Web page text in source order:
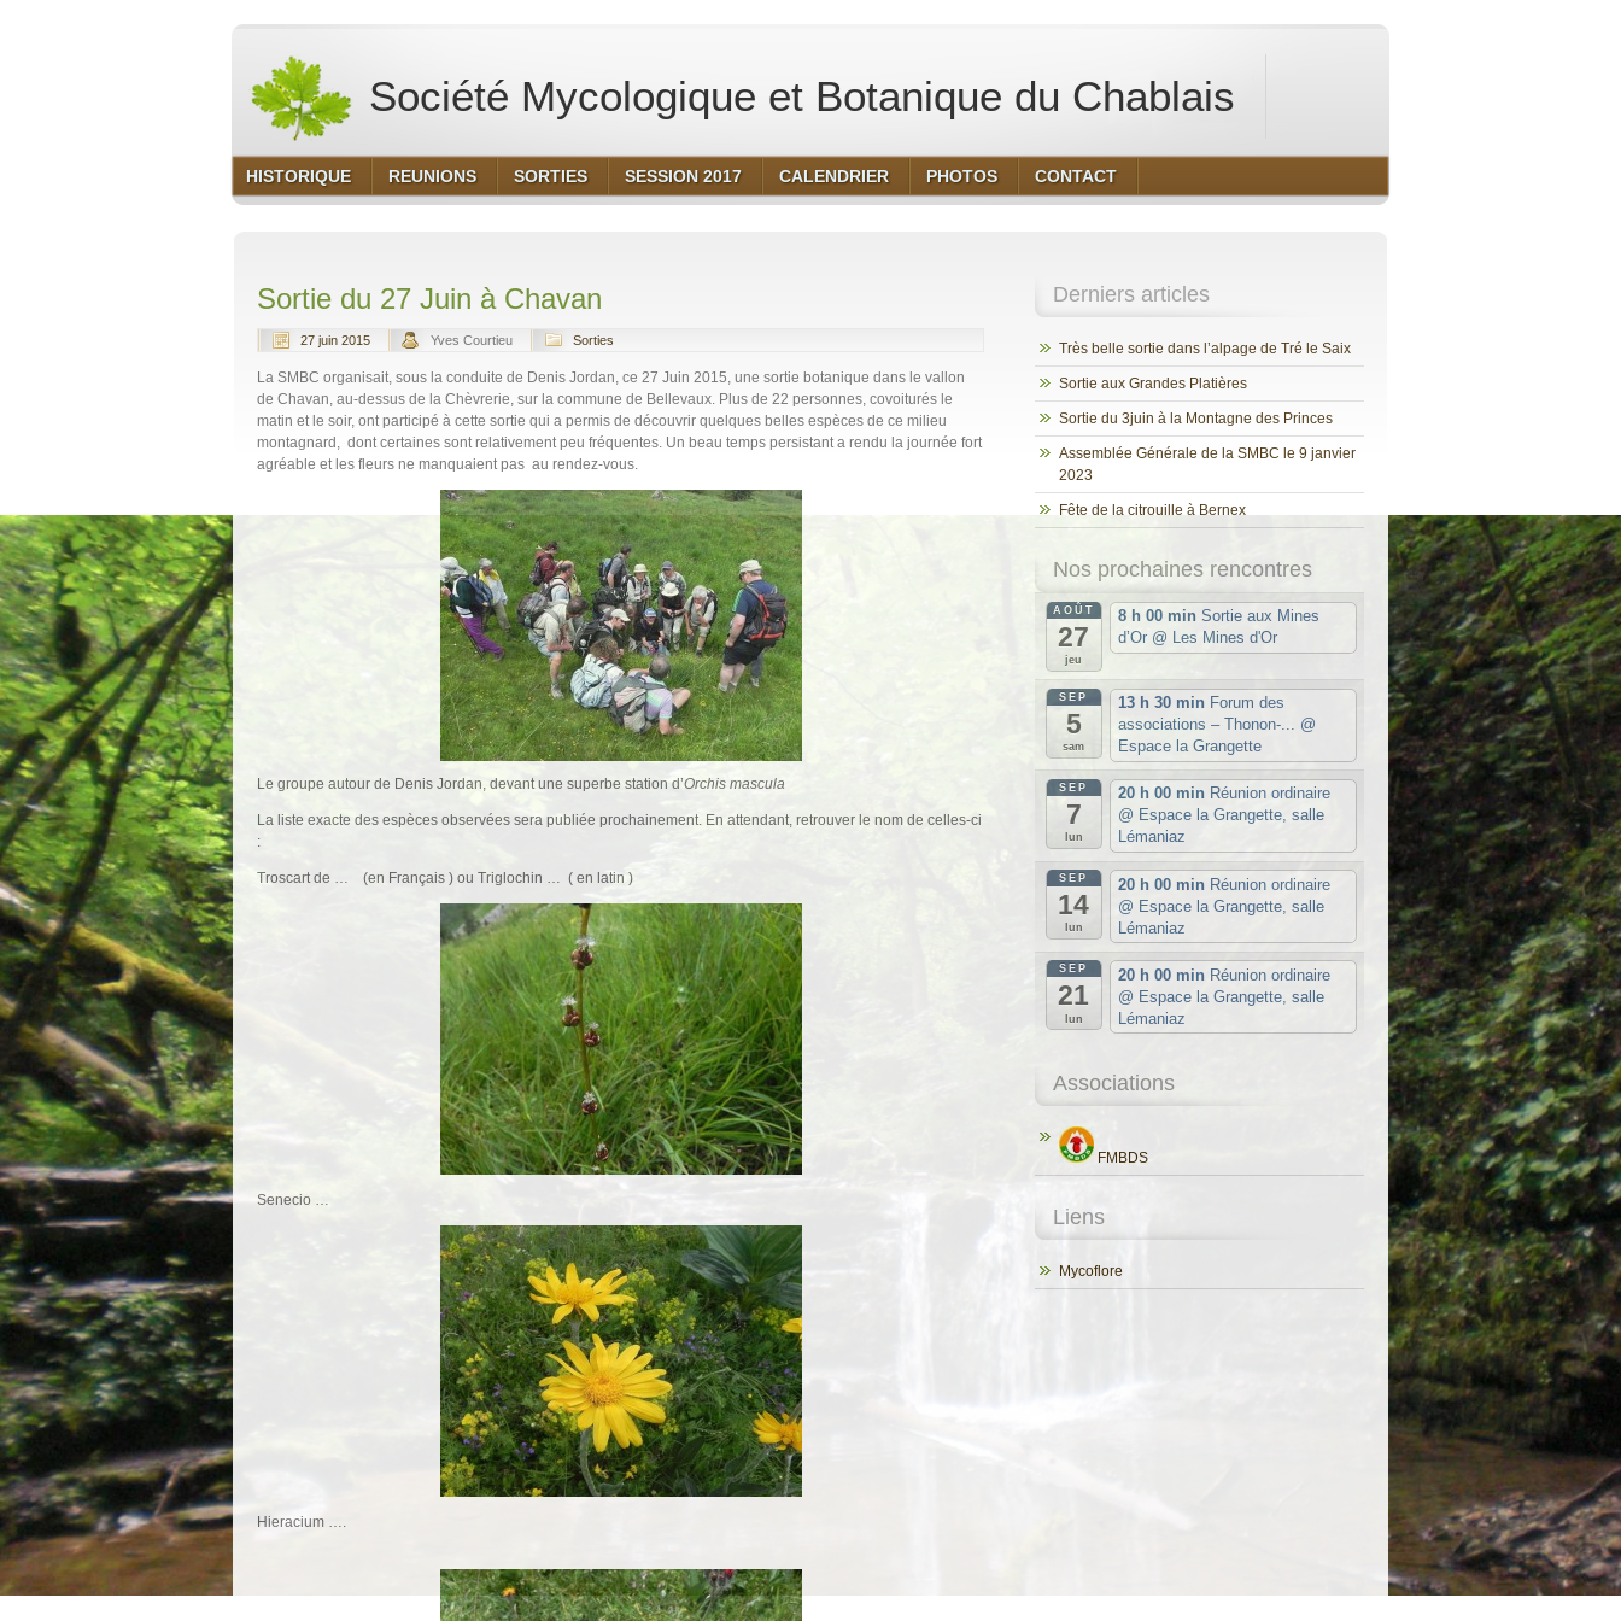
Société Mycologique et Botanique du Chablais
HISTORIQUE REUNIONS SORTIES SESSION 2017 CALENDRIER PHOTOS CONTACT
Sortie du 27 Juin à Chavan
27 juin 2015 Yves Courtieu Sorties
La SMBC organisait, sous la conduite de Denis Jordan, ce 27 Juin 2015, une sortie botanique dans le vallon
de Chavan, au-dessus de la Chèvrerie, sur la commune de Bellevaux. Plus de 22 personnes, covoiturés le
matin et le soir, ont participé à cette sortie qui a permis de découvrir quelques belles espèces de ce milieu
montagnard, dont certaines sont relativement peu fréquentes. Un beau temps persistant a rendu la journée fort
agréable et les fleurs ne manquaient pas au rendez-vous.
Le groupe autour de Denis Jordan, devant une superbe station d’Orchis mascula
La liste exacte des espèces observées sera publiée prochainement. En attendant, retrouver le nom de celles-ci
:
Troscart de … (en Français ) ou Triglochin … ( en latin )
Senecio …
Hieracium ….
Derniers articles
Très belle sortie dans l’alpage de Tré le Saix
Sortie aux Grandes Platières
Sortie du 3juin à la Montagne des Princes
Assemblée Générale de la SMBC le 9 janvier
2023
Fête de la citrouille à Bernex
Nos prochaines rencontres
AOÛT
27
jeu
8 h 00 min Sortie aux Mines
d’Or @ Les Mines d'Or
SEP
5
sam
13 h 30 min Forum des
associations – Thonon-... @
Espace la Grangette
SEP
7
lun
20 h 00 min Réunion ordinaire
@ Espace la Grangette, salle
Lémaniaz
SEP
14
lun
20 h 00 min Réunion ordinaire
@ Espace la Grangette, salle
Lémaniaz
SEP
21
lun
20 h 00 min Réunion ordinaire
@ Espace la Grangette, salle
Lémaniaz
Associations
FMBDS
Liens
Mycoflore